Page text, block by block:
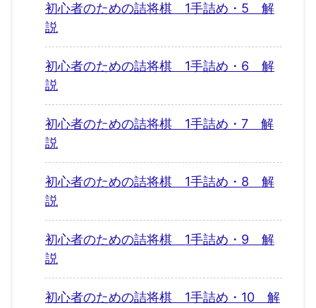
初心者のための詰将棋 1手詰め・5 解
説
初心者のための詰将棋 1手詰め・6 解
説
初心者のための詰将棋 1手詰め・7 解
説
初心者のための詰将棋 1手詰め・8 解
説
初心者のための詰将棋 1手詰め・9 解
説
初心者のための詰将棋 1手詰め・10 解